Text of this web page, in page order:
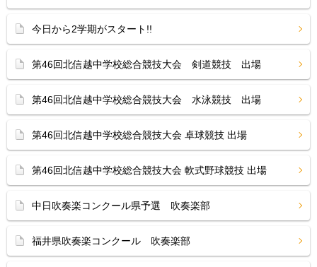
今日から2学期がスタート!!
第46回北信越中学校総合競技大会 剣道競技 出場
第46回北信越中学校総合競技大会 水泳競技 出場
第46回北信越中学校総合競技大会 卓球競技 出場
第46回北信越中学校総合競技大会 軟式野球競技 出場
中日吹奏楽コンクール県予選 吹奏楽部
福井県吹奏楽コンクール 吹奏楽部